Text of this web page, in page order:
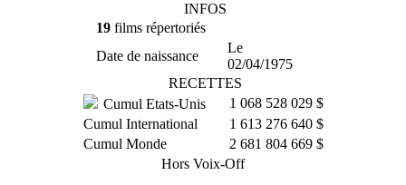
INFOS
19films répertoriés
Date de naissance
Le
02/04/1975
RECETTES
Cumul Etats-Unis
1 068 528 029 $
Cumul International
1 613 276 640 $
Cumul Monde
2 681 804 669 $
Hors Voix-Off